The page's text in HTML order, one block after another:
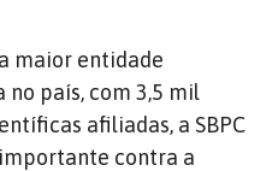
maior entidade
país, com 3,5 mil
afiliadas, a SBPC
contra a